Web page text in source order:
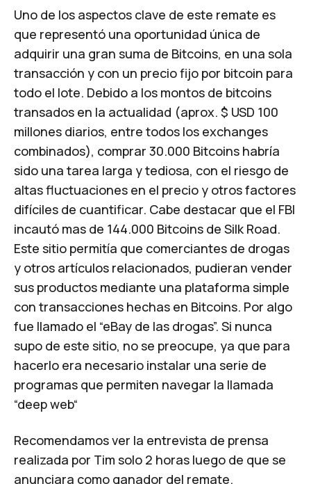
Uno de los aspectos clave de este remate es
que representó una oportunidad única de
adquirir una gran suma de Bitcoins, en una sola
transacción y con un precio fijo por bitcoin para
todo el lote. Debido a los montos de bitcoins
transados en la actualidad (aprox. $ USD 100
millones diarios, entre todos los exchanges
combinados), comprar 30.000 Bitcoins habría
sido una tarea larga y tediosa, con el riesgo de
altas fluctuaciones en el precio y otros factores
difíciles de cuantificar. Cabe destacar que el FBI
incautó mas de 144.000 Bitcoins de Silk Road.
Este sitio permitía que comerciantes de drogas
y otros artículos relacionados, pudieran vender
sus productos mediante una plataforma simple
con transacciones hechas en Bitcoins. Por algo
fue llamado el “eBay de las drogas”. Si nunca
supo de este sitio, no se preocupe, ya que para
hacerlo era necesario instalar una serie de
programas que permiten navegar la llamada
“deep web“
Recomendamos ver la entrevista de prensa
realizada por Tim solo 2 horas luego de que se
anunciara como ganador del remate.